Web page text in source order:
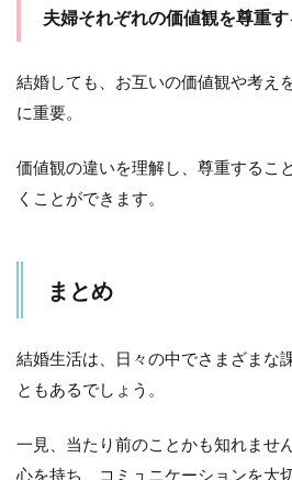
夫婦それぞれの価値観を尊重す
結婚しても、お互いの価値観や考え
に重要。
価値観の違いを理解し、尊重するこ
くことができます。
まとめ
結婚生活は、日々の中でさまざまな
ともあるでしょう。
一見、当たり前のことかも知れませ
心を持ち、コミュニケーションを大